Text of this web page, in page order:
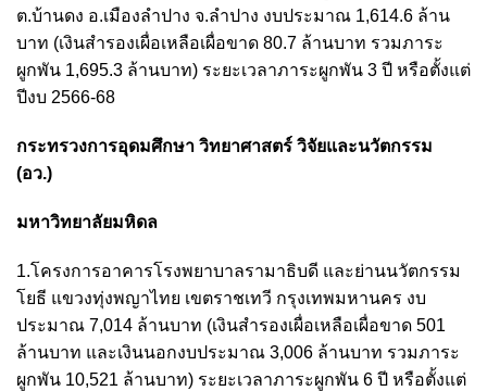
ต.บ้านดง อ.เมืองลำปาง จ.ลำปาง งบประมาณ 1,614.6 ล้าน
บาท (เงินสำรองเผื่อเหลือเผื่อขาด 80.7 ล้านบาท รวมภาระ
ผูกพัน 1,695.3 ล้านบาท) ระยะเวลาภาระผูกพัน 3 ปี หรือตั้งแต่
ปีงบ 2566-68
กระทรวงการอุดมศึกษา วิทยาศาสตร์ วิจัยและนวัตกรรม
(อว.)
มหาวิทยาลัยมหิดล
1.โครงการอาคารโรงพยาบาลรามาธิบดี และย่านนวัตกรรม
โยธี แขวงทุ่งพญาไทย เขตราชเทวี กรุงเทพมหานคร งบ
ประมาณ 7,014 ล้านบาท (เงินสำรองเผื่อเหลือเผื่อขาด 501
ล้านบาท และเงินนอกงบประมาณ 3,006 ล้านบาท รวมภาระ
ผูกพัน 10,521 ล้านบาท) ระยะเวลาภาระผูกพัน 6 ปี หรือตั้งแต่